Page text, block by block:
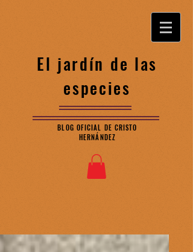
El jardín de las
especies
BLOG OFICIAL DE CRISTO
HERNÁNDEZ